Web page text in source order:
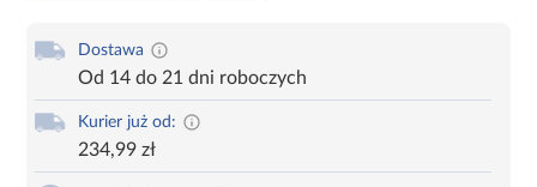
Dostawa
Od 14 do 21 dni roboczych
Kurier już od:
234,99 zł